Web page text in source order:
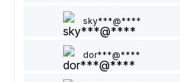
sky***@****
dor***@****